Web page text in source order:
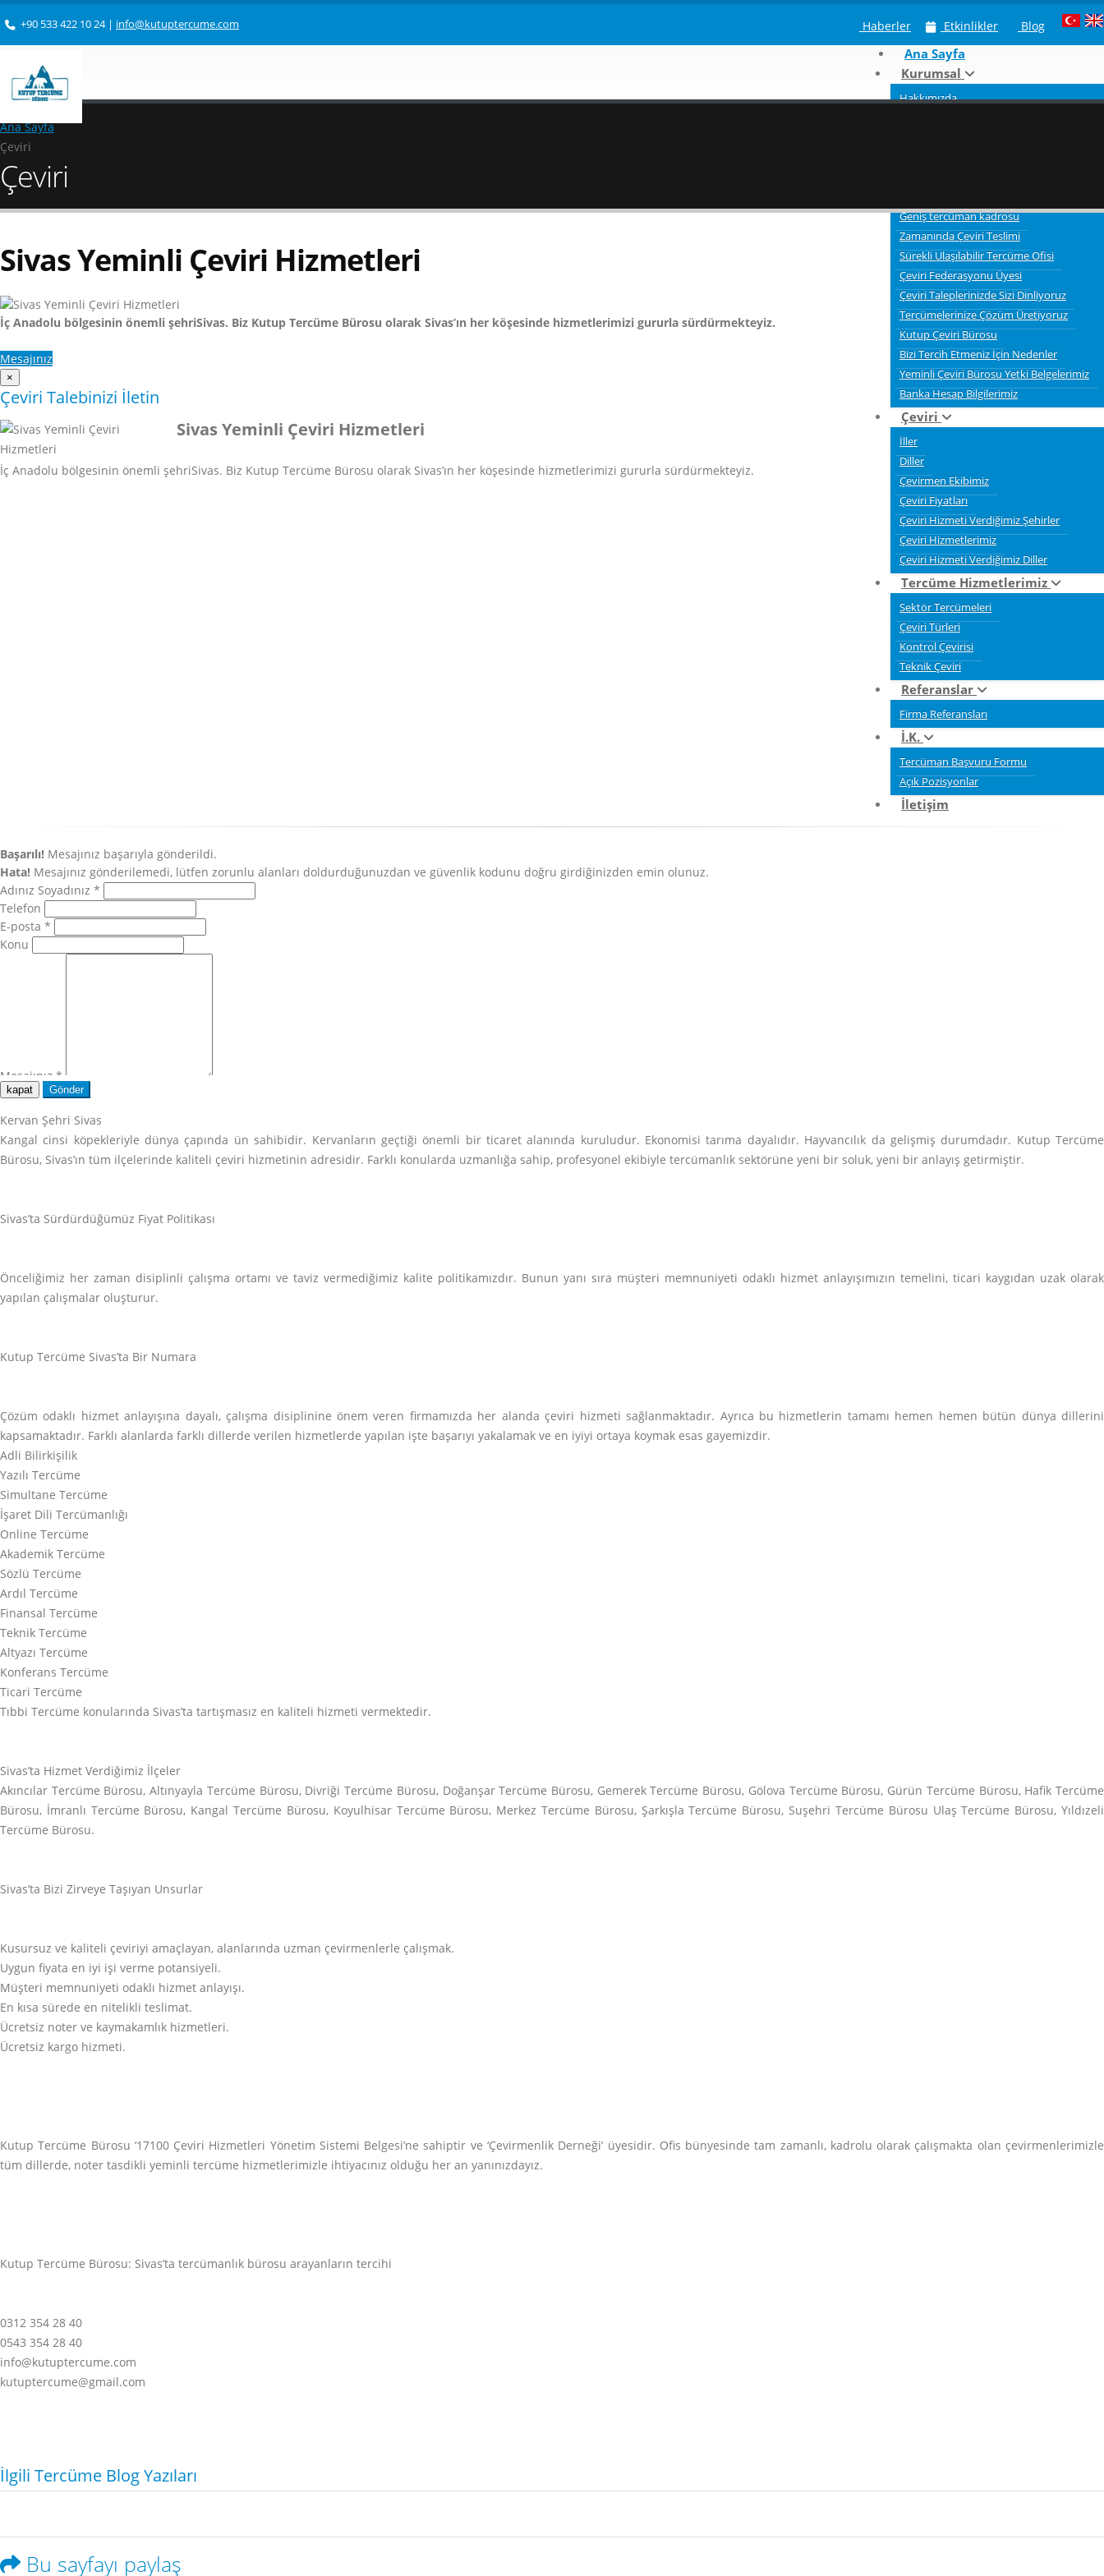
+90 533 422 10 24| info@kutuptercume.com Haberler Etkinlikler Blog
Ana Sayfa
Kurumsal
Hakkımızda
Geniş tercüman kadrosu
Zamanında Çeviri Teslimi
Sürekli Ulaşılabilir Tercüme Ofisi
Çeviri Federasyonu Üyesi
Çeviri Taleplerinizde Sizi Dinliyoruz
Tercümelerinize Çözüm Üretiyoruz
Kutup Çeviri Bürosu
Bizi Tercih Etmeniz İçin Nedenler
Yeminli Çeviri Bürosu Yetki Belgelerimiz
Banka Hesap Bilgilerimiz
Çeviri
İller
Diller
Çevirmen Ekibimiz
Çeviri Fiyatları
Çeviri Hizmeti Verdiğimiz Şehirler
Çeviri Hizmetlerimiz
Çeviri Hizmeti Verdiğimiz Diller
Tercüme Hizmetlerimiz
Sektör Tercümeleri
Çeviri Türleri
Kontrol Çevirisi
Teknik Çeviri
Referanslar
Firma Referansları
İ.K.
Tercüman Başvuru Formu
Açık Pozisyonlar
İletişim
Ana Sayfa
Çeviri
Çeviri
Sivas Yeminli Çeviri Hizmetleri
İç Anadolu bölgesinin önemli şehriSivas. Biz Kutup Tercüme Bürosu olarak Sivas’ın her köşesinde hizmetlerimizi gururla sürdürmekteyiz.
Mesajınız
×
Çeviri Talebinizi İletin
Sivas Yeminli Çeviri Hizmetleri
İç Anadolu bölgesinin önemli şehriSivas. Biz Kutup Tercüme Bürosu olarak Sivas’ın her köşesinde hizmetlerimizi gururla sürdürmekteyiz.
kapat Gönder
Kervan Şehri Sivas
Kangal cinsi köpekleriyle dünya çapında ün sahibidir. Kervanların geçtiği önemli bir ticaret alanında kuruludur. Ekonomisi tarıma dayalıdır. Hayvancılık da gelişmiş durumdadır. Kutup Tercüme
Bürosu, Sivas’ın tüm ilçelerinde kaliteli çeviri hizmetinin adresidir. Farklı konularda uzmanlığa sahip, profesyonel ekibiyle tercümanlık sektörüne yeni bir soluk, yeni bir anlayış getirmiştir.
Sivas’ta Sürdürdüğümüz Fiyat Politikası
Önceliğimiz her zaman disiplinli çalışma ortamı ve taviz vermediğimiz kalite politikamızdır. Bunun yanı sıra müşteri memnuniyeti odaklı hizmet anlayışımızın temelini, ticari kaygıdan uzak olarak
yapılan çalışmalar oluşturur.
Kutup Tercüme Sivas’ta Bir Numara
Çözüm odaklı hizmet anlayışına dayalı, çalışma disiplinine önem veren firmamızda her alanda çeviri hizmeti sağlanmaktadır. Ayrıca bu hizmetlerin tamamı hemen hemen bütün dünya dillerini
kapsamaktadır. Farklı alanlarda farklı dillerde verilen hizmetlerde yapılan işte başarıyı yakalamak ve en iyiyi ortaya koymak esas gayemizdir.
Adli Bilirkişilik
Yazılı Tercüme
Simultane Tercüme
İşaret Dili Tercümanlığı
Online Tercüme
Akademik Tercüme
Sözlü Tercüme
Ardıl Tercüme
Finansal Tercüme
Teknik Tercüme
Altyazı Tercüme
Konferans Tercüme
Ticari Tercüme
Tıbbi Tercüme konularında Sivas’ta tartışmasız en kaliteli hizmeti vermektedir.
Sivas’ta Hizmet Verdiğimiz İlçeler
Akıncılar Tercüme Bürosu, Altınyayla Tercüme Bürosu, Divriği Tercüme Bürosu, Doğanşar Tercüme Bürosu, Gemerek Tercüme Bürosu, Gölova Tercüme Bürosu, Gürün Tercüme Bürosu, Hafik Tercüme
Bürosu, İmranlı Tercüme Bürosu, Kangal Tercüme Bürosu, Koyulhisar Tercüme Bürosu, Merkez Tercüme Bürosu, Şarkışla Tercüme Bürosu, Suşehri Tercüme Bürosu Ulaş Tercüme Bürosu, Yıldızeli
Tercüme Bürosu.
Sivas’ta Bizi Zirveye Taşıyan Unsurlar
Kusursuz ve kaliteli çeviriyi amaçlayan, alanlarında uzman çevirmenlerle çalışmak.
Uygun fiyata en iyi işi verme potansiyeli.
Müşteri memnuniyeti odaklı hizmet anlayışı.
En kısa sürede en nitelikli teslimat.
Ücretsiz noter ve kaymakamlık hizmetleri.
Ücretsiz kargo hizmeti.
Kutup Tercüme Bürosu ‘17100 Çeviri Hizmetleri Yönetim Sistemi Belgesi’ne sahiptir ve ‘Çevirmenlik Derneği’ üyesidir. Ofis bünyesinde tam zamanlı, kadrolu olarak çalışmakta olan çevirmenlerimizle
tüm dillerde, noter tasdikli yeminli tercüme hizmetlerimizle ihtiyacınız olduğu her an yanınızdayız.
Kutup Tercüme Bürosu: Sivas’ta tercümanlık bürosu arayanların tercihi
0312 354 28 40
0543 354 28 40
info@kutuptercume.com
kutuptercume@gmail.com
İlgili Tercüme Blog Yazıları
Bu sayfayı paylaş